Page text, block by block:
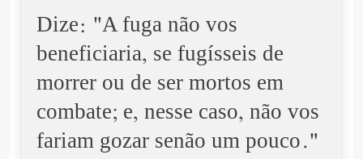
Dize: "A fuga não vos
beneficiaria, se fugísseis de
morrer ou de ser mortos em
combate; e, nesse caso, não vos
fariam gozar senão um pouco."